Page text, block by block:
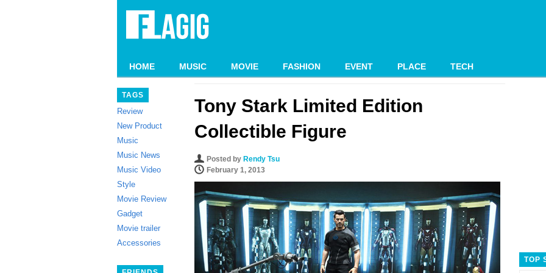
HOME MUSIC MOVIE FASHION EVENT PLACE TECH
TAGS
Review
New Product
Music
Music News
Music Video
Style
Movie Review
Gadget
Movie trailer
Accessories
Tony Stark Limited Edition
Collectible Figure
Posted by Rendy Tsu
February 1, 2013
TOP